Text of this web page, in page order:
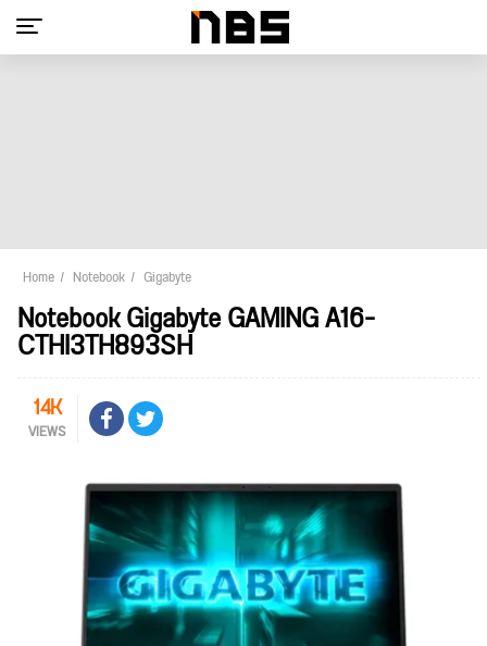
Home Notebook Gigabyte
Notebook Gigabyte GAMING A16-
CTHI3TH893SH
14K
VIEWS